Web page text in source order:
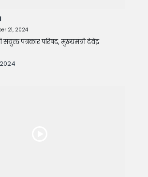
21, 2024
संयुक्त पत्रकार परिषद, मुख्यमंत्री देवेंद्र